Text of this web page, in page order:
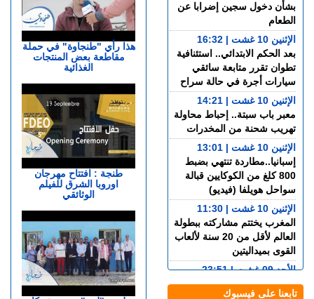
هذا رأي "طنجاوة" في حملة
مقاطعة بعض المنتجات
الغذائية
طنجة : افتتاح مهرجان
اوروبا الشرق للفيلم
الوثائقي
بشأن دخول سجين إضرابا عن
الطعام
الإثنين 10 غشت | 16:32
بعد الحكم الابتدائي.. استئنافية
تطوان تقرر متابعة سائقي
سيارات أجرة في حالة سراح
الإثنين 10 غشت | 14:21
معبر باب سبتة.. إحباط محاولة
تهريب شحنة من المخدرات
الإثنين 10 غشت | 13:01
إسبانيا..مطاردة تنتهي بضبط
800 كلغ من الكوكايين قبالة
سواحل هويلفا (فيديو)
الإثنين 10 غشت | 11:30
المغرب يختتم مشاركته ببطولة
العالم لأقل من 20 سنة لألعاب
القوى بميداليتين
الأحد 09 غشت | 23:51
إسبانيا.. تفكيك واحدة من أكبر
تابعنا على فيسبوك